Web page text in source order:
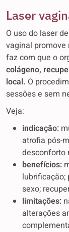
Laser
O uso do laser
vaginal
faz com que o
colágeno,
local. O
sessões e sem
Veja:
indicação:
atrofia pós-
desconforto
benefícios:
lubrificação;
sexo;
limitações:
alterações